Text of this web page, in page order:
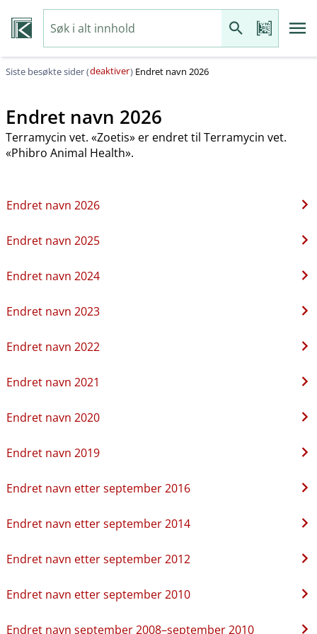
Siste besøkte sider (deaktiver) Endret navn 2026
Endret navn 2026
Terramycin vet. «Zoetis» er endret til Terramycin vet.
«Phibro Animal Health».
Endret navn 2026
Endret navn 2025
Endret navn 2024
Endret navn 2023
Endret navn 2022
Endret navn 2021
Endret navn 2020
Endret navn 2019
Endret navn etter september 2016
Endret navn etter september 2014
Endret navn etter september 2012
Endret navn etter september 2010
Endret navn september 2008–september 2010